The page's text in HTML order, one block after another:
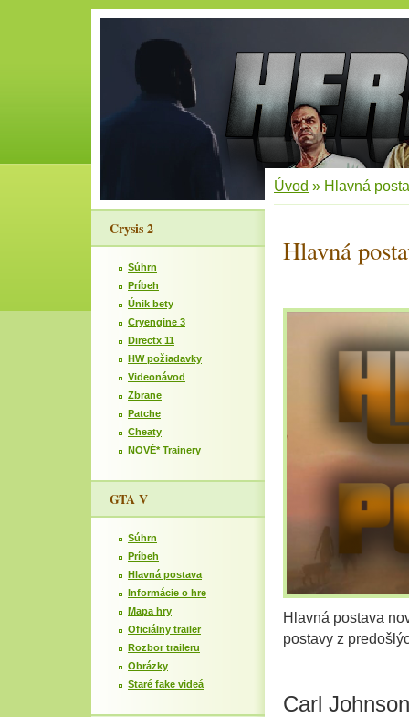
Crysis 2
Súhrn
Príbeh
Únik bety
Cryengine 3
Directx 11
HW požiadavky
Videonávod
Zbrane
Patche
Cheaty
NOVÉ* Trainery
GTA V
Súhrn
Príbeh
Hlavná postava
Informácie o hre
Mapa hry
Oficiálny trailer
Rozbor traileru
Obrázky
Staré fake videá
Úvod » Hlavná
Hlavná
Hlavná postava
postavy z
Carl